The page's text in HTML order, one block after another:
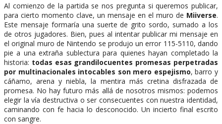
Al comienzo de la partida se nos pregunta si queremos publicar,
para cierto momento clave, un mensaje en el muro de Miiverse.
Este mensaje formaría una suerte de grito sordo, sumado a los
de otros jugadores. Bien, pues al intentar publicar mi mensaje en
el original muro de Nintendo se produjo un error 115-5110, dando
pie a una extraña sublectura para quienes hayan completado la
historia: todas esas grandilocuentes promesas perpetradas
por multinacionales intocables son mero espejismo, barro y
cáñamo, arena y niebla, la mentira más cretina disfrazada de
promesa. No hay futuro más allá de nosotros mismos: podemos
elegir la vía destructiva o ser consecuentes con nuestra identidad,
caminando con fe hacia lo desconocido. Un incierto final escrito
con sangre.